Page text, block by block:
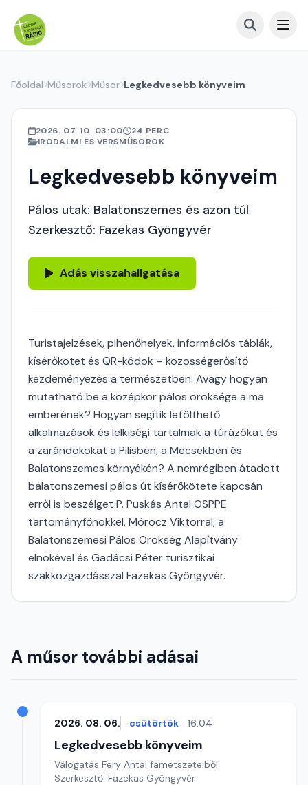
Főoldal Műsorok Műsor Legkedvesebb könyveim
2026. 07. 10. 03:00
24 PERC
IRODALMI ÉS VERSMŰSOROK
Legkedvesebb könyveim
Pálos utak: Balatonszemes és azon túl
Szerkesztő: Fazekas Gyöngyvér
Adás visszahallgatása
Turistajelzések, pihenőhelyek, információs táblák,
kísérőkötet és QR-kódok – közösségerősítő
kezdeményezés a természetben. Avagy hogyan
mutatható be a középkor pálos öröksége a ma
emberének? Hogyan segítik letölthető
alkalmazások és lelkiségi tartalmak a túrázókat és
a zarándokokat a Pilisben, a Mecsekben és
Balatonszemes környékén? A nemrégiben átadott
balatonszemesi pálos út kísérőkötete kapcsán
erről is beszélget P. Puskás Antal OSPPE
tartományfőnökkel, Mórocz Viktorral, a
Balatonszemesi Pálos Örökség Alapítvány
elnökével és Gadácsi Péter turisztikai
szakközgazdásszal Fazekas Gyöngyvér.
A műsor további adásai
2026. 08. 06. csütörtök 16:04
Legkedvesebb könyveim
Válogatás Fery Antal fametszeteiből
Szerkesztő: Fazekas Gyöngyvér